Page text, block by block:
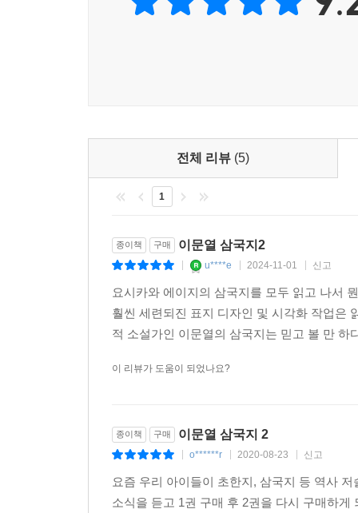
전체 리뷰 (5)
1
종이책 구매 이문열 삼국지2
u****e 2024-11-01 신고
요시카와 에이지의 삼국지를 모두 읽고 나서
훨씬 세련되진 표지 디자인 및 시각화 작업은
적 소설가인 이문열의 삼국지는 믿고 볼 만 하
이 리뷰가 도움이 되었나요?
종이책 구매 이문열 삼국지 2
o******r 2020-08-23 신고
요즘 우리 아이들이 초한지, 삼국지 등 역사
소식을 듣고 1권 구매 후 2권을 다시 구매하